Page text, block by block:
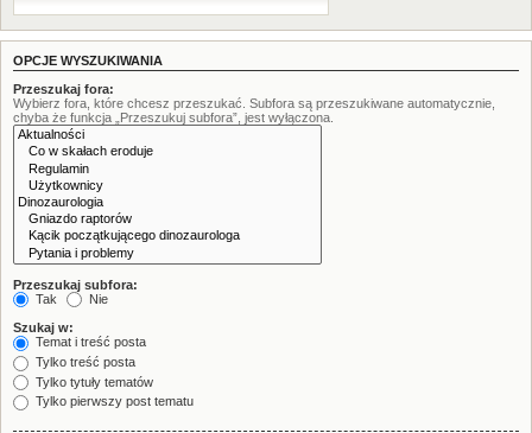
OPCJE WYSZUKIWANIA
Przeszukaj fora:
Wybierz fora, które chcesz przeszukać. Subfora są przeszukiwane automatycznie,
chyba że funkcja „Przeszukuj subfora”, jest wyłączona.
Przeszukaj subfora:
Tak
Nie
Szukaj w:
Temat i treść posta
Tylko treść posta
Tylko tytuły tematów
Tylko pierwszy post tematu